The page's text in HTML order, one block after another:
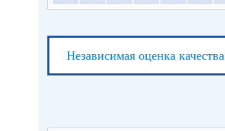
Независимая оценка качества